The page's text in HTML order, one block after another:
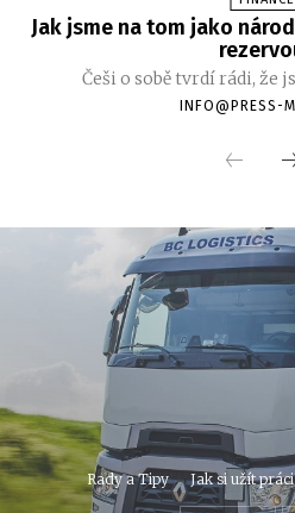
Jak jsme na tom jako
Češi o sobě tvrdí rádi, že
INFO@PRESS-